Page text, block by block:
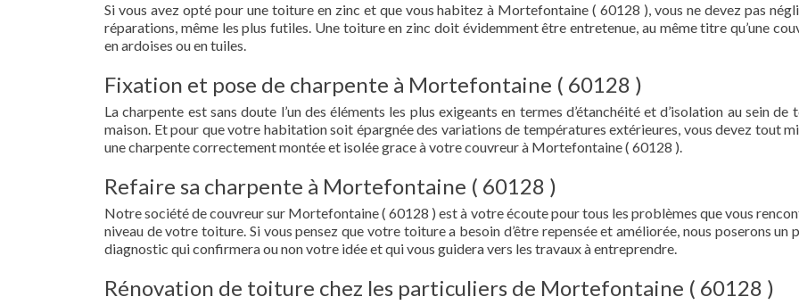
Si vous avez opté pour une toiture en zinc et que vous habitez à Mortefontaine ( 60128 ), vous ne devez pas
réparations, même les plus futiles. Une toiture en zinc doit évidemment être entretenue, au même titre qu’une
en ardoises ou en tuiles.
Fixation et pose de charpente à Mortefontaine ( 60128 )
La charpente est sans doute l’un des éléments les plus exigeants en termes d’étanchéité et d’isolation au sein de
maison. Et pour que votre habitation soit épargnée des variations de températures extérieures, vous devez tout
une charpente correctement montée et isolée grace à votre couvreur à Mortefontaine ( 60128 ).
Refaire sa charpente à Mortefontaine ( 60128 )
Notre société de couvreur sur Mortefontaine ( 60128 ) est à votre écoute pour tous les problèmes que vous
niveau de votre toiture. Si vous pensez que votre toiture a besoin d’être repensée et améliorée, nous poserons un
diagnostic qui confirmera ou non votre idée et qui vous guidera vers les travaux à entreprendre.
Rénovation de toiture chez les particuliers de Mortefontaine ( 60128 )